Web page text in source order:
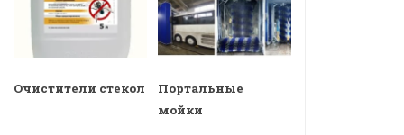
Очистители стекол
Портальные
мойки